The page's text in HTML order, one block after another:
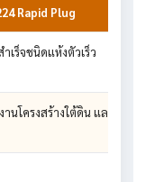
Rapid Plug
เร็จชนิดแห้งตัวเร็ว
านโครงสร้างใต้ดิน และพื้นผิวค